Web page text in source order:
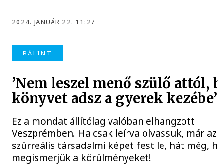
2024. JANUÁR 22. 11:27
BÁLINT
’Nem leszel menő szülő attól,
könyvet adsz a gyerek kezébe’
Ez a mondat állítólag valóban elhangzott
Veszprémben. Ha csak leírva olvassuk, már
szürreális társadalmi képet fest le, hát még,
megismerjük a körülményeket!